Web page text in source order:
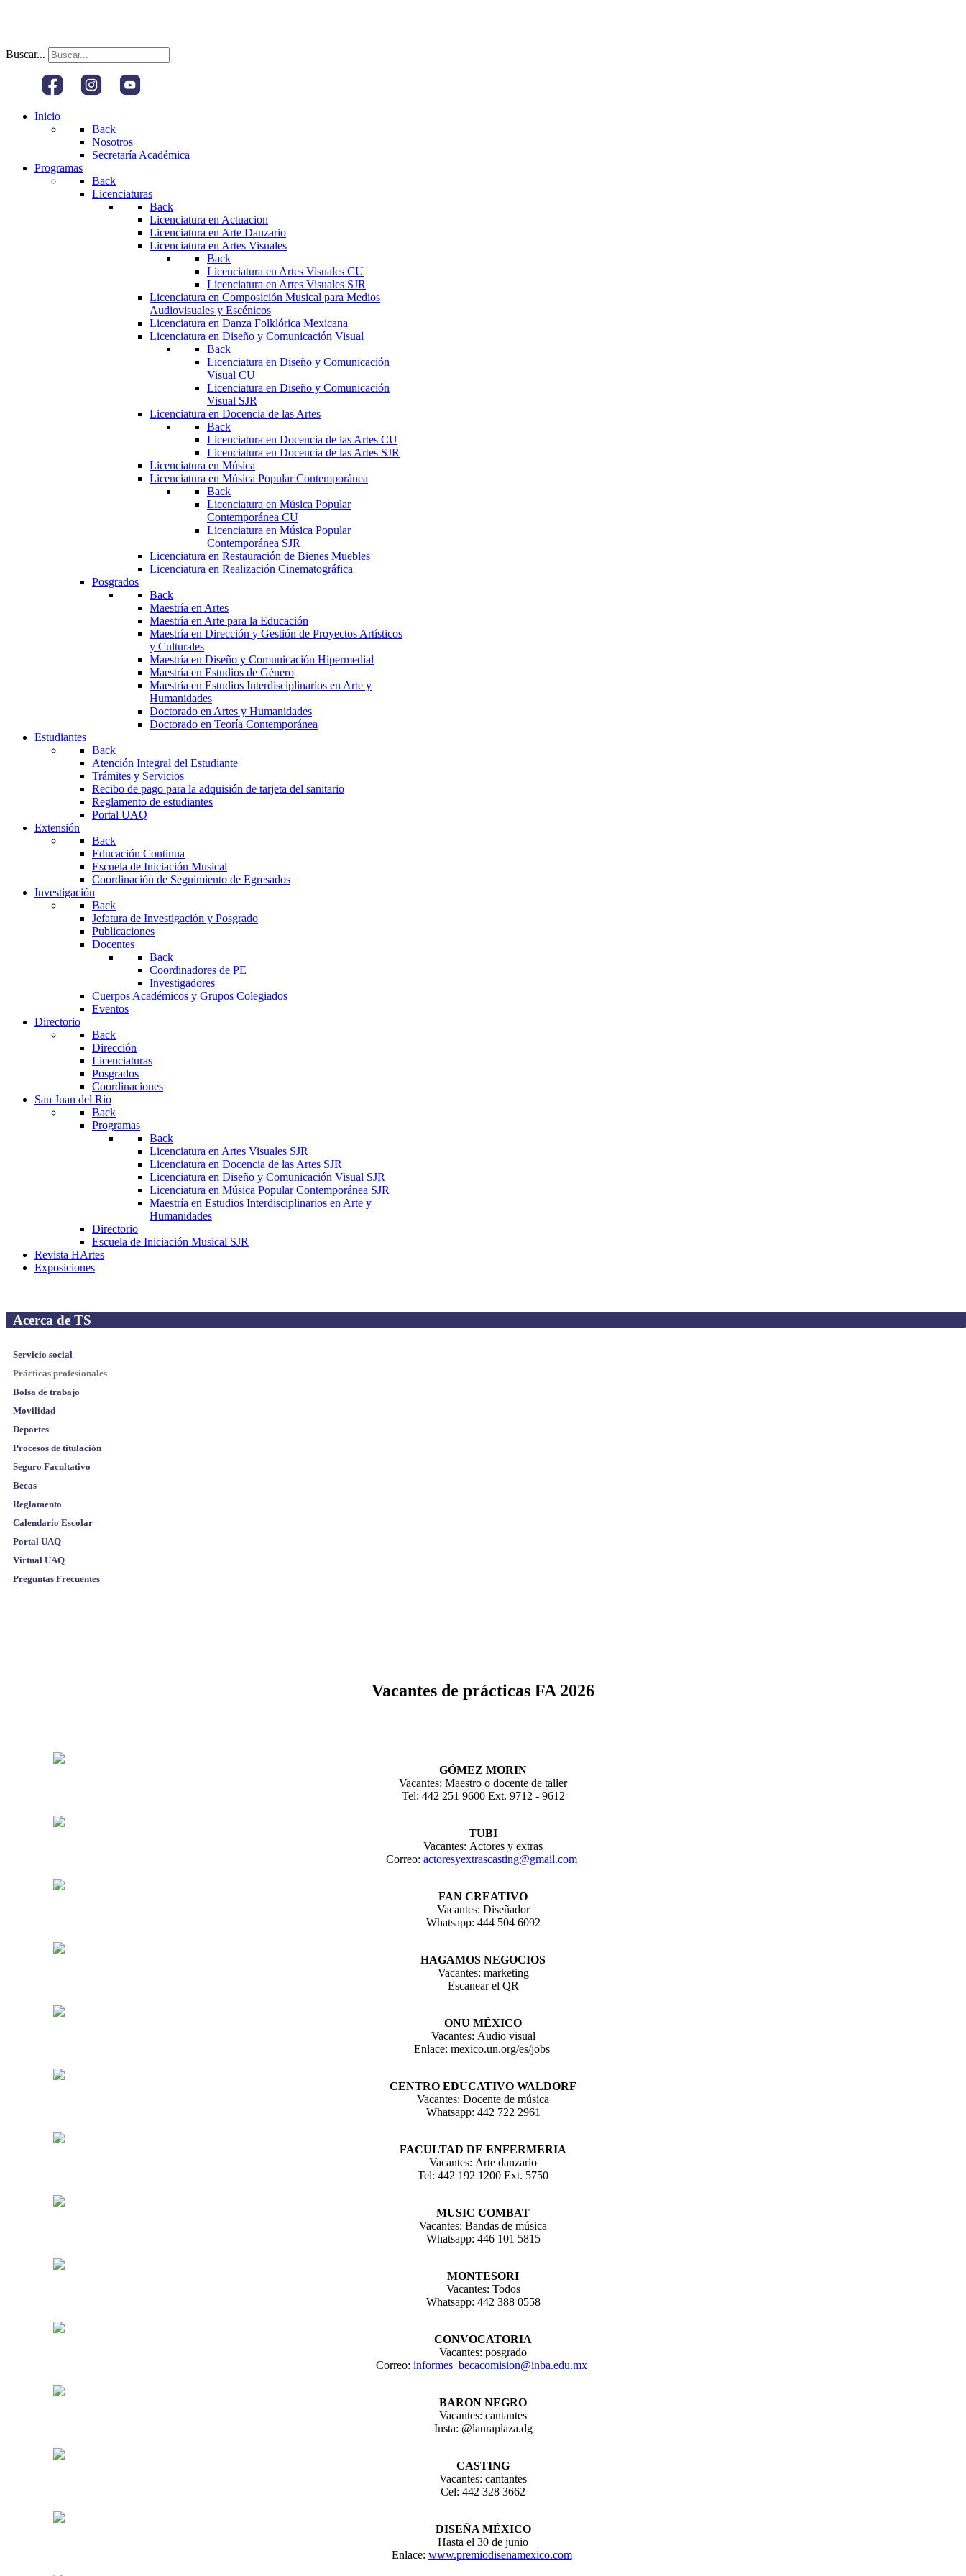
Buscar...
Inicio
Back
Nosotros
Secretaría Académica
Programas
Back
Licenciaturas
Back
Licenciatura en Actuacion
Licenciatura en Arte Danzario
Licenciatura en Artes Visuales
Back
Licenciatura en Artes Visuales CU
Licenciatura en Artes Visuales SJR
Licenciatura en Composición Musical para Medios
Audiovisuales y Escénicos
Licenciatura en Danza Folklórica Mexicana
Licenciatura en Diseño y Comunicación Visual
Back
Licenciatura en Diseño y Comunicación
Visual CU
Licenciatura en Diseño y Comunicación
Visual SJR
Licenciatura en Docencia de las Artes
Back
Licenciatura en Docencia de las Artes CU
Licenciatura en Docencia de las Artes SJR
Licenciatura en Música
Licenciatura en Música Popular Contemporánea
Back
Licenciatura en Música Popular
Contemporánea CU
Licenciatura en Música Popular
Contemporánea SJR
Licenciatura en Restauración de Bienes Muebles
Licenciatura en Realización Cinematográfica
Posgrados
Back
Maestría en Artes
Maestría en Arte para la Educación
Maestría en Dirección y Gestión de Proyectos Artísticos
y Culturales
Maestría en Diseño y Comunicación Hipermedial
Maestría en Estudios de Género
Maestría en Estudios Interdisciplinarios en Arte y
Humanidades
Doctorado en Artes y Humanidades
Doctorado en Teoría Contemporánea
Estudiantes
Back
Atención Integral del Estudiante
Trámites y Servicios
Recibo de pago para la adquisión de tarjeta del sanitario
Reglamento de estudiantes
Portal UAQ
Extensión
Back
Educación Continua
Escuela de Iniciación Musical
Coordinación de Seguimiento de Egresados
Investigación
Back
Jefatura de Investigación y Posgrado
Publicaciones
Docentes
Back
Coordinadores de PE
Investigadores
Cuerpos Académicos y Grupos Colegiados
Eventos
Directorio
Back
Dirección
Licenciaturas
Posgrados
Coordinaciones
San Juan del Río
Back
Programas
Back
Licenciatura en Artes Visuales SJR
Licenciatura en Docencia de las Artes SJR
Licenciatura en Diseño y Comunicación Visual SJR
Licenciatura en Música Popular Contemporánea SJR
Maestría en Estudios Interdisciplinarios en Arte y
Humanidades
Directorio
Escuela de Iniciación Musical SJR
Revista HArtes
Exposiciones
Acerca de TS
Servicio social
Prácticas profesionales
Bolsa de trabajo
Movilidad
Deportes
Procesos de titulación
Seguro Facultativo
Becas
Reglamento
Calendario Escolar
Portal UAQ
Virtual UAQ
Preguntas Frecuentes
Vacantes de prácticas FA 2026
GÓMEZ MORIN
Vacantes: Maestro o docente de taller
Tel: 442 251 9600 Ext. 9712 - 9612
TUBI
Vacantes: Actores y extras
Correo: actoresyextrascasting@gmail.com
FAN CREATIVO
Vacantes: Diseñador
Whatsapp: 444 504 6092
HAGAMOS NEGOCIOS
Vacantes: marketing
Escanear el QR
ONU MÉXICO
Vacantes: Audio visual
Enlace: mexico.un.org/es/jobs
CENTRO EDUCATIVO WALDORF
Vacantes: Docente de música
Whatsapp: 442 722 2961
FACULTAD DE ENFERMERIA
Vacantes: Arte danzario
Tel: 442 192 1200 Ext. 5750
MUSIC COMBAT
Vacantes: Bandas de música
Whatsapp: 446 101 5815
MONTESORI
Vacantes: Todos
Whatsapp: 442 388 0558
CONVOCATORIA
Vacantes: posgrado
Correo: informes_becacomision@inba.edu.mx
BARON NEGRO
Vacantes: cantantes
Insta: @lauraplaza.dg
CASTING
Vacantes: cantantes
Cel: 442 328 3662
DISEÑA MÉXICO
Hasta el 30 de junio
Enlace: www.premiodisenamexico.com